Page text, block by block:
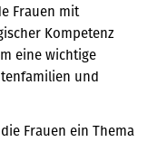
Frauen mit
Kompetenz
eine wichtige
und
Frauen ein Thema